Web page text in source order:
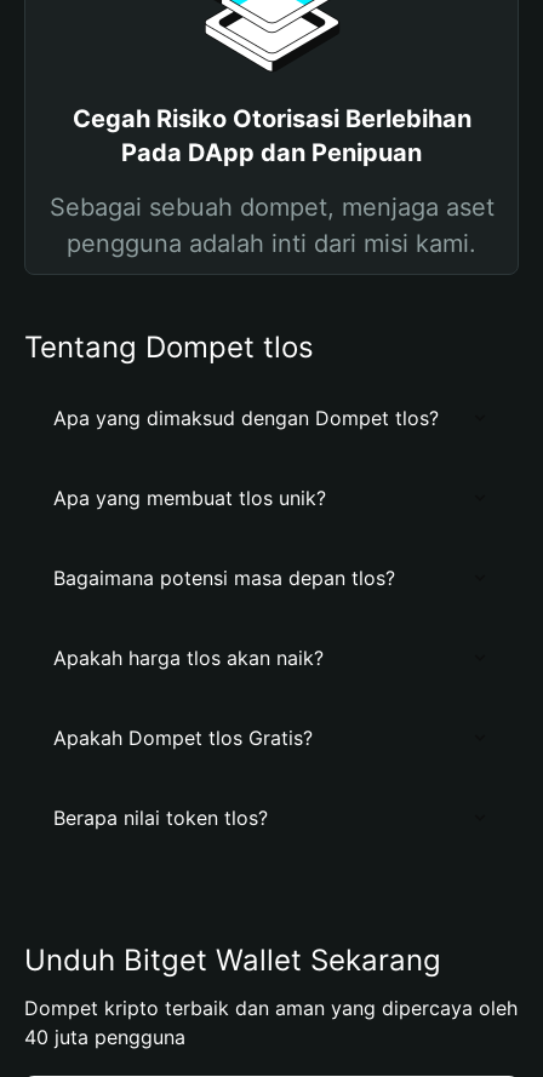
Cegah Risiko Otorisasi Berlebihan
Pada DApp dan Penipuan
Sebagai sebuah dompet, menjaga aset
pengguna adalah inti dari misi kami.
Tentang Dompet tlos
Apa yang dimaksud dengan Dompet tlos?
Apa yang membuat tlos unik?
Bagaimana potensi masa depan tlos?
Apakah harga tlos akan naik?
Apakah Dompet tlos Gratis?
Berapa nilai token tlos?
Unduh Bitget Wallet Sekarang
Dompet kripto terbaik dan aman yang dipercaya oleh
40 juta pengguna